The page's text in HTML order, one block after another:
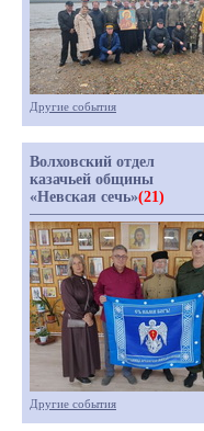
Другие события
Волховский отдел
казачьей общины
«Невская сечь»(21)
Другие события